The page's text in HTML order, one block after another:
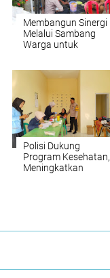
Membangun Sinergi
Melalui Sambang
Warga untuk
Polisi Dukung
Program Kesehatan,
Meningkatkan